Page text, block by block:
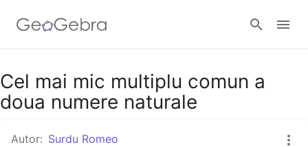
Google Classroom
Cel mai mic multiplu comun a
doua numere naturale
Autor: Surdu Romeo